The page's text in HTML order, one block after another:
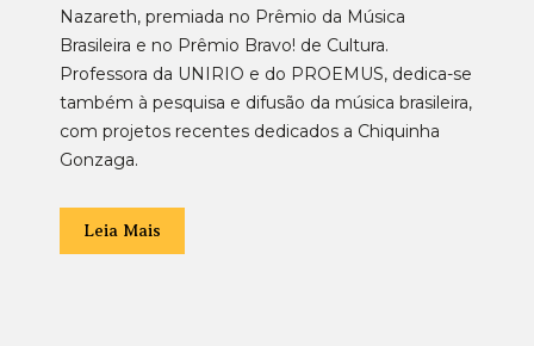
Nazareth, premiada no Prêmio da Música
Brasileira e no Prêmio Bravo! de Cultura.
Professora da UNIRIO e do PROEMUS, dedica-se
também à pesquisa e difusão da música brasileira,
com projetos recentes dedicados a Chiquinha
Gonzaga.
Leia Mais